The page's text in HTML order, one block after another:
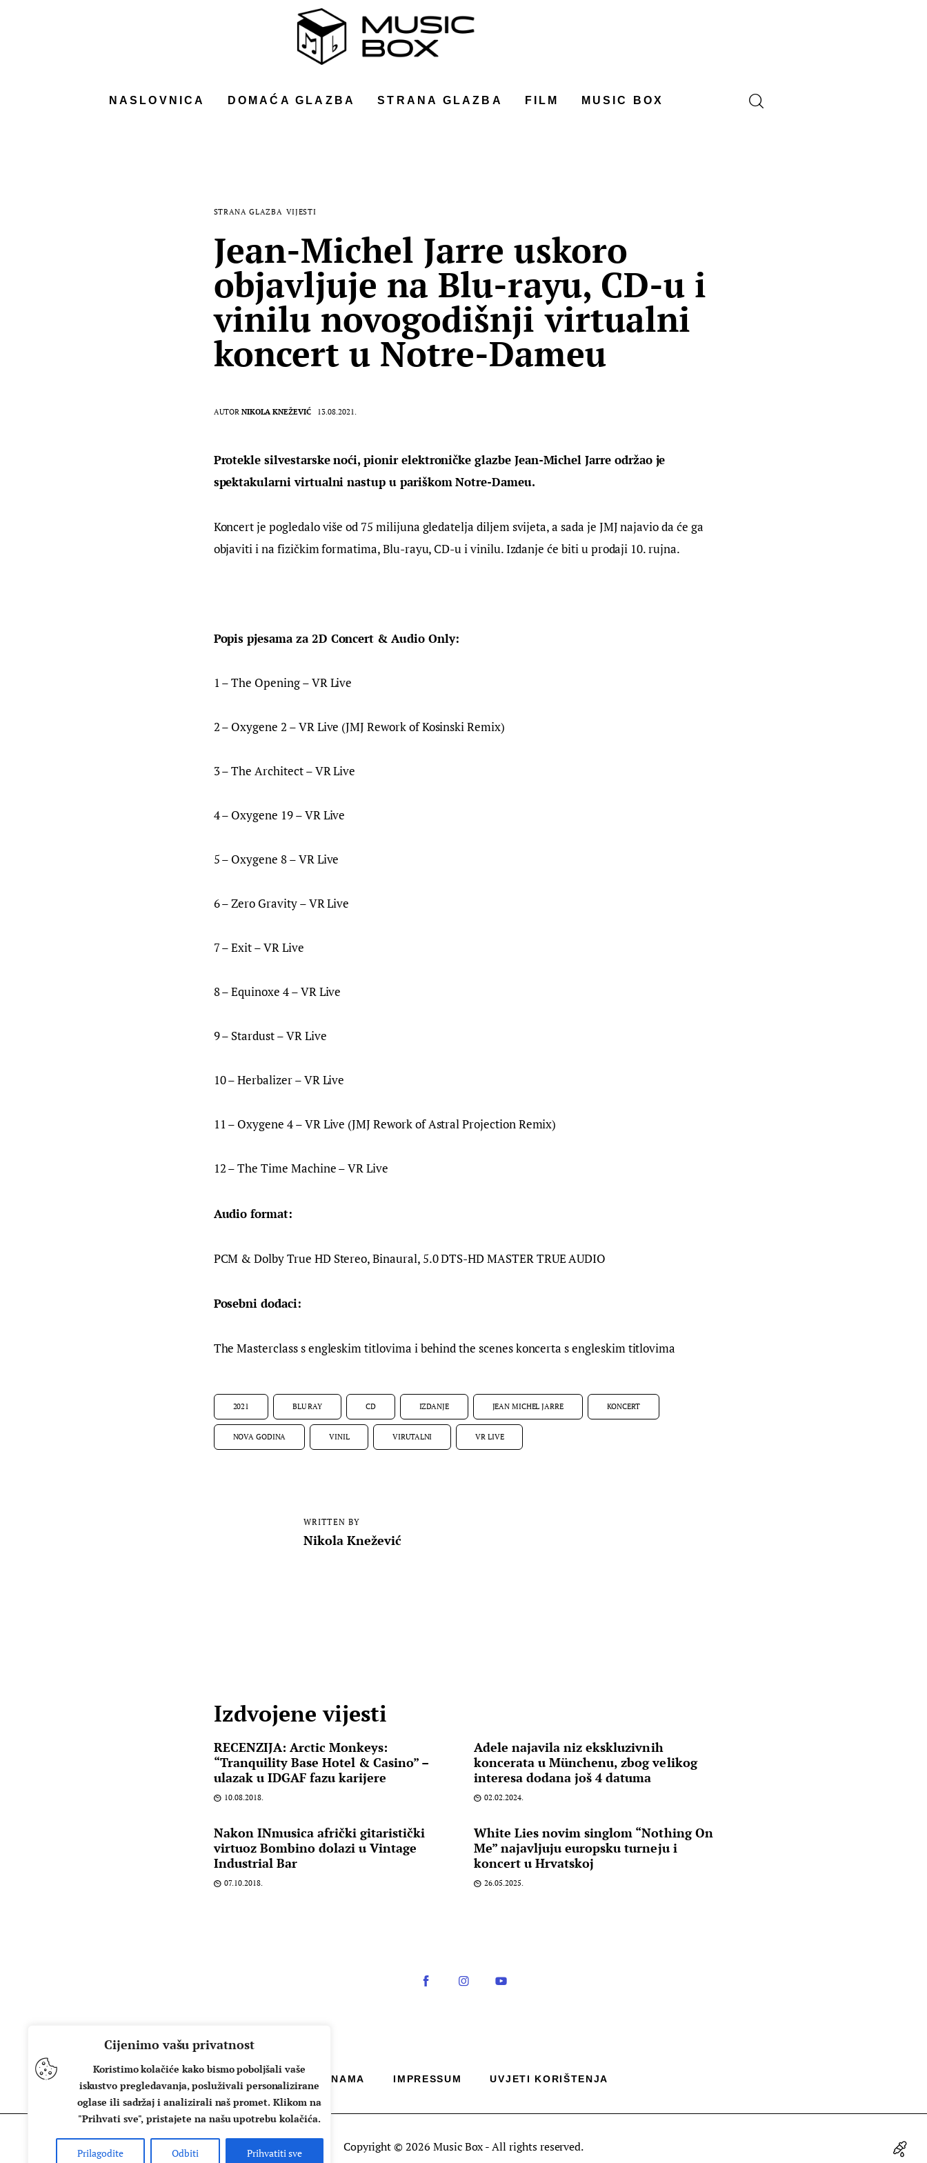
Cijenimo vašu privatnost
Koristimo kolačiće kako bismo poboljšali vaše
iskustvo pregledavanja, posluživali personalizirane
oglase ili sadržaj i analizirali naš promet. Klikom na
"Prihvati sve", pristajete na našu upotrebu kolačića.
Prilagodite Odbiti Prihvatiti sve
NASLOVNICA DOMAĆA GLAZBA STRANA GLAZBA FILM MUSIC BOX
STRANA GLAZBA VIJESTI
Jean-Michel Jarre uskoro
objavljuje na Blu-rayu, CD-u i
vinilu novogodišnji virtualni
koncert u Notre-Dameu
AUTOR NIKOLA KNEŽEVIĆ 13.08.2021.
Protekle silvestarske noći, pionir elektroničke glazbe Jean-Michel Jarre održao je
spektakularni virtualni nastup u pariškom Notre-Dameu.
Koncert je pogledalo više od 75 milijuna gledatelja diljem svijeta, a sada je JMJ najavio da će ga
objaviti i na fizičkim formatima, Blu-rayu, CD-u i vinilu. Izdanje će biti u prodaji 10. rujna.
Popis pjesama za 2D Concert & Audio Only:
1 – The Opening – VR Live
2 – Oxygene 2 – VR Live (JMJ Rework of Kosinski Remix)
3 – The Architect – VR Live
4 – Oxygene 19 – VR Live
5 – Oxygene 8 – VR Live
6 – Zero Gravity – VR Live
7 – Exit – VR Live
8 – Equinoxe 4 – VR Live
9 – Stardust – VR Live
10 – Herbalizer – VR Live
11 – Oxygene 4 – VR Live (JMJ Rework of Astral Projection Remix)
12 – The Time Machine – VR Live
Audio format:
PCM & Dolby True HD Stereo, Binaural, 5.0 DTS-HD MASTER TRUE AUDIO
Posebni dodaci:
The Masterclass s engleskim titlovima i behind the scenes koncerta s engleskim titlovima
2021 BLU RAY CD IZDANJE JEAN MICHEL JARRE KONCERT
NOVA GODINA VINIL VIRUTALNI VR LIVE
WRITTEN BY
Nikola Knežević
Izdvojene vijesti
RECENZIJA: Arctic Monkeys:
“Tranquility Base Hotel & Casino” –
ulazak u IDGAF fazu karijere
10.08.2018.
Adele najavila niz ekskluzivnih
koncerata u Münchenu, zbog velikog
interesa dodana još 4 datuma
02.02.2024.
Nakon INmusica afrički gitaristički
virtuoz Bombino dolazi u Vintage
Industrial Bar
07.10.2018.
White Lies novim singlom “Nothing On
Me” najavljuju europsku turneju i
koncert u Hrvatskoj
26.05.2025.
O NAMA IMPRESSUM UVJETI KORIŠTENJA
Copyright © 2026 Music Box - All rights reserved.